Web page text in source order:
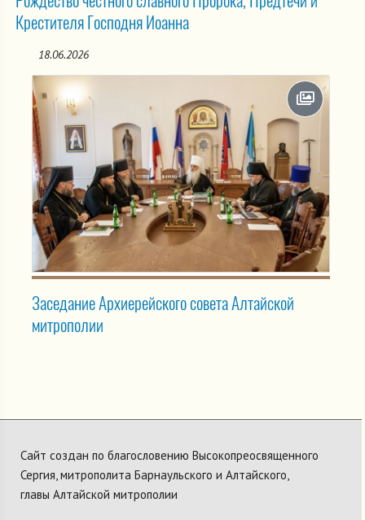
Крестителя Господня Иоанна
18.06.2026
Заседание Архиерейского совета Алтайской
митрополии
Сайт создан по благословению Высокопреосвященного
Сергия, митрополита Барнаульского и Алтайского,
главы Алтайской митрополии